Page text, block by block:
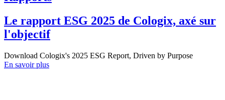
Le rapport ESG 2025 de Cologix, axé sur
l'objectif
Download Cologix's 2025 ESG Report, Driven by Purpose
En savoir plus